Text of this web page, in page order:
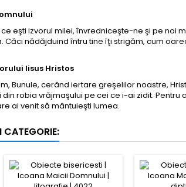
eşti izvorul milei, învredniceşte-ne şi pe noi
nădăjduind întru tine îţi strigăm, cum
Iisus Hristos
Bunule, cerând iertare greşelilor noastre,
robia vrăjmaşului pe cei ce i-ai zidit.
ai venit să mântuieşti lumea.
CATEGORIE: